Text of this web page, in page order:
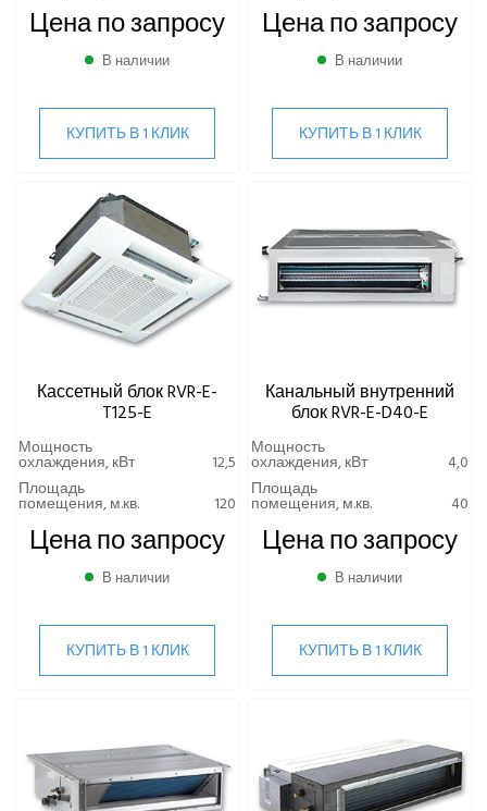
Цена по запросу
В наличии
КУПИТЬ В 1 КЛИК
Цена по запросу
В наличии
КУПИТЬ В 1 КЛИК
Кассетный блок RVR-E-
T125-E
Мощность
охлаждения, кВт
12,5
Площадь
помещения, м.кв. 120
Цена по запросу
В наличии
КУПИТЬ В 1 КЛИК
Канальный внутренний
блок RVR-E-D40-E
Мощность
охлаждения, кВт
4,0
Площадь
помещения, м.кв. 40
Цена по запросу
В наличии
КУПИТЬ В 1 КЛИК